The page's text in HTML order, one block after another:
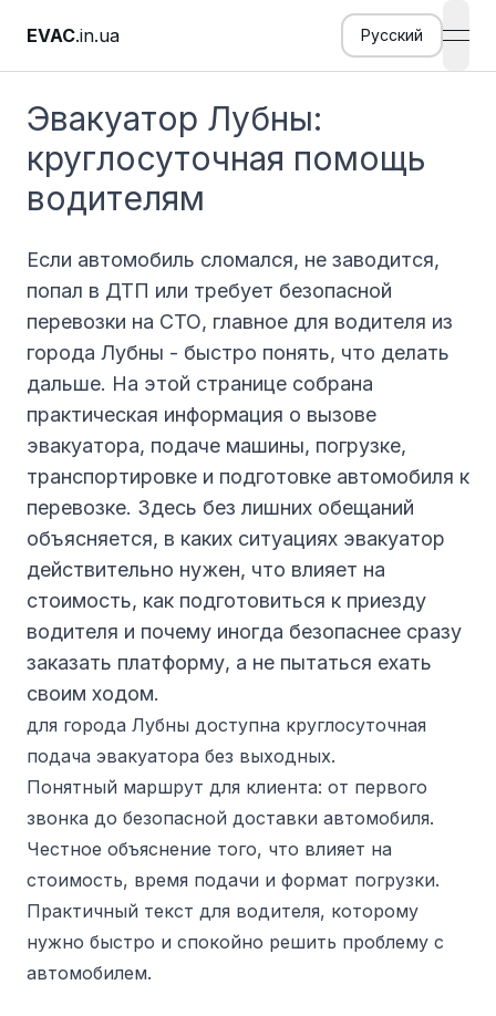
EVAC.in.ua Русский
Эвакуатор Лубны:
круглосуточная помощь
водителям
Если автомобиль сломался, не заводится,
попал в ДТП или требует безопасной
перевозки на СТО, главное для водителя из
города Лубны - быстро понять, что делать
дальше. На этой странице собрана
практическая информация о вызове
эвакуатора, подаче машины, погрузке,
транспортировке и подготовке автомобиля к
перевозке. Здесь без лишних обещаний
объясняется, в каких ситуациях эвакуатор
действительно нужен, что влияет на
стоимость, как подготовиться к приезду
водителя и почему иногда безопаснее сразу
заказать платформу, а не пытаться ехать
своим ходом.
для города Лубны доступна круглосуточная
подача эвакуатора без выходных.
Понятный маршрут для клиента: от первого
звонка до безопасной доставки автомобиля.
Честное объяснение того, что влияет на
стоимость, время подачи и формат погрузки.
Практичный текст для водителя, которому
нужно быстро и спокойно решить проблему с
автомобилем.